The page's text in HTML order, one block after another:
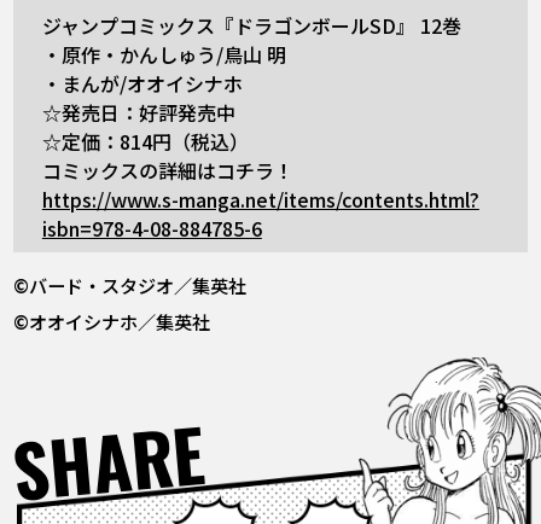
ジャンプコミックス『ドラゴンボールSD』 12巻
・原作・かんしゅう/鳥山 明
・まんが/オオイシナホ
☆発売日：好評発売中
☆定価：814円（税込）
コミックスの詳細はコチラ！
https://www.s-manga.net/items/contents.html?
isbn=978-4-08-884785-6
©バード・スタジオ／集英社
©オオイシナホ／集英社
SHARE Facebook X